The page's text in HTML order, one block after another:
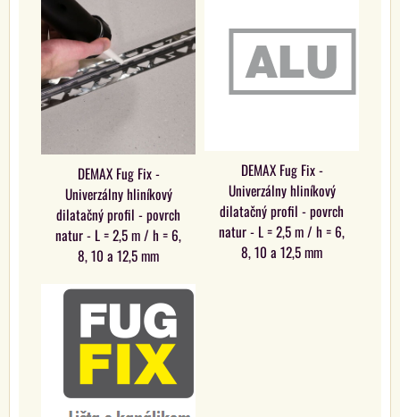
DEMAX Fug Fix -
Univerzálny hliníkový
dilatačný profil - povrch
natur - L = 2,5 m / h = 6,
8, 10 a 12,5 mm
DEMAX Fug Fix -
Univerzálny hliníkový
dilatačný profil - povrch
natur - L = 2,5 m / h = 6,
8, 10 a 12,5 mm